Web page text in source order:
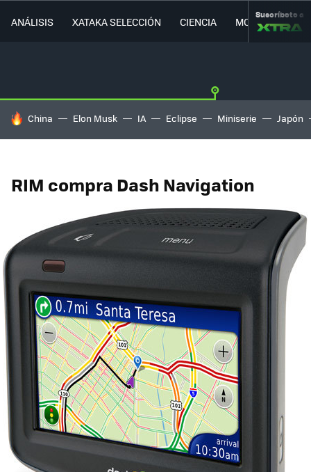
ANÁLISIS XATAKA SELECCIÓN CIENCIA MOVILIDAD
Suscríbete a
HOY SE HABLA DE
China Elon Musk IA Eclipse Miniserie Japón
RIM compra Dash Navigation